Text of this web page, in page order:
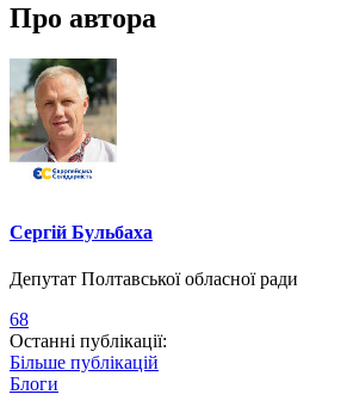
Про автора
Сергій Бульбаха
Депутат Полтавської обласної ради
68
Останні публікації:
Більше публікацій
Блоги